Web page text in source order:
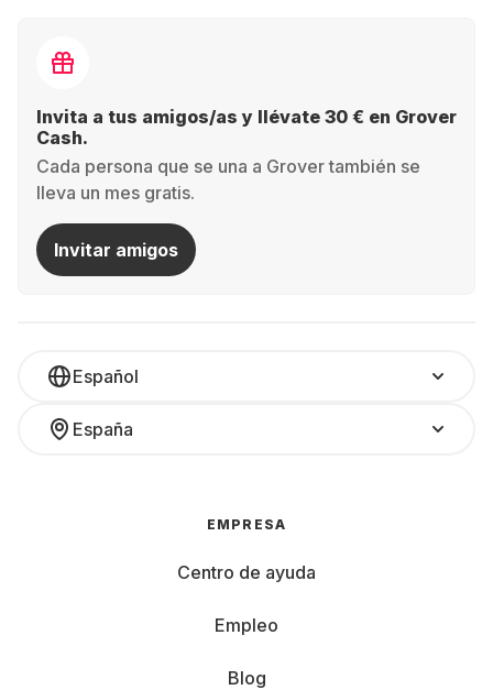
Invita a tus amigos/as y llévate 30 € en Grover
Cash.
Cada persona que se una a Grover también se
lleva un mes gratis.
Invitar amigos
Español
España
EMPRESA
Centro de ayuda
Empleo
Blog